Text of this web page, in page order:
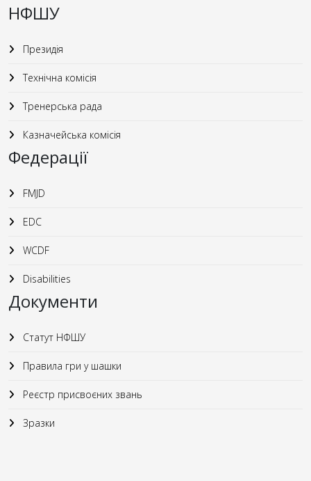
НФШУ
Президія
Технічна комісія
Тренерська рада
Казначейська комісія
Федерації
FMJD
EDC
WCDF
Disabilities
Документи
Статут НФШУ
Правила гри у шашки
Реєстр присвоєних звань
Зразки